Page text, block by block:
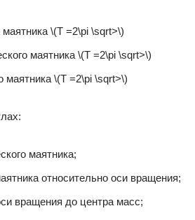
\(T =2\pi \sqrt>\)
маятника \(T =2\pi \sqrt>\)
маятника \(T =2\pi \sqrt>\)
маятника;
относительно оси вращения;
вращения до центра масс;